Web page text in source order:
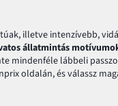
illetve intenzívebb,
állatmintás
mindenféle lábbeli
oldalán, és válassz